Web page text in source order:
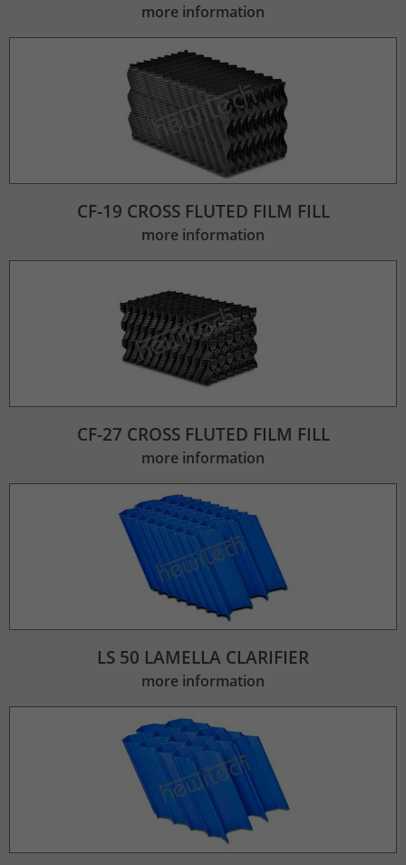
more information
CF-19 CROSS FLUTED FILM FILL
more information
CF-27 CROSS FLUTED FILM FILL
more information
LS 50 LAMELLA CLARIFIER
more information